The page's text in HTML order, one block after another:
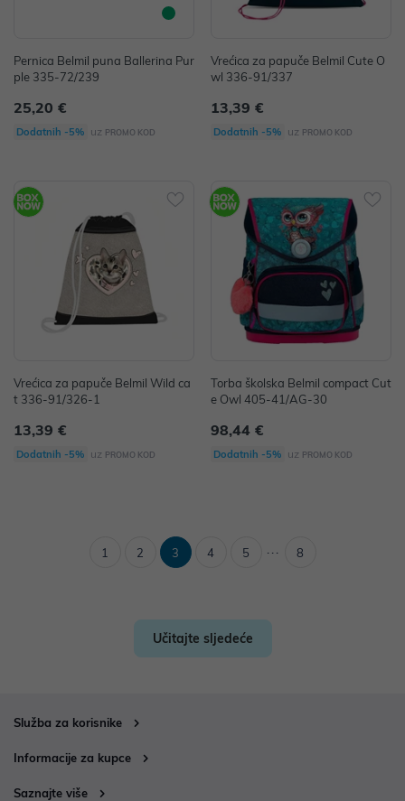
Pernica Belmil puna Ballerina Pur
ple 335-72/239
25,20 €
Dodatnih -5% uz PROMO KOD
Vrećica za papuče Belmil Cute O
wl 336-91/337
13,39 €
Dodatnih -5% uz PROMO KOD
Vrećica za papuče Belmil Wild ca
t 336-91/326-1
13,39 €
Dodatnih -5% uz PROMO KOD
Torba školska Belmil compact Cut
e Owl 405-41/AG-30
98,44 €
Dodatnih -5% uz PROMO KOD
1 2 3 4 5 ... 8
Učitajte sljedeće
Služba za korisnike
Informacije za kupce
Saznajte više